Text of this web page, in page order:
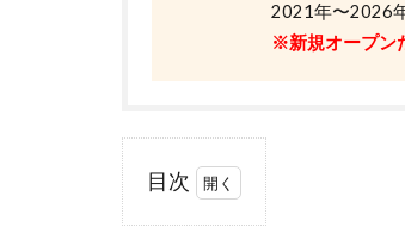
2021年〜2026
※新規オープン
目次